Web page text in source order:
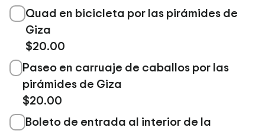
Quad en bicicleta por las pirámides de
Giza
$20.00
Paseo en carruaje de caballos por las
pirámides de Giza
$20.00
Boleto de entrada al interior de la